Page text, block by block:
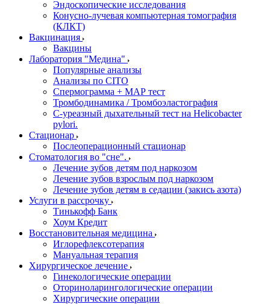
Эндоскопические исследования
Конусно-лучевая компьютерная томография
(КЛКТ)
Вакцинация
Вакцины
Лаборатория "Медина"
Популярные анализы
Анализы по CITO
Спермограмма + МАР тест
Тромбодинамика / Тромбоэластография
С-уреазный дыхательный тест на Helicobacter
pylori.
Стационар
Послеоперационный стационар
Стоматология во "сне".
Лечение зубов детям под наркозом
Лечение зубов взрослым под наркозом
Лечение зубов детям в седации (закись азота)
Услуги в рассрочку
Тинькофф Банк
Хоум Кредит
Восстановительная медицина
Иглорефлексотерапия
Мануальная терапия
Хирургическое лечение
Гинекологические операции
Оториноларингологические операции
Хирургические операции